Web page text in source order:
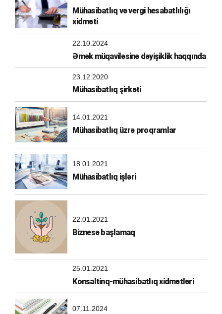
Mühasibatlıq və vergi hesabatlılığı
xidməti
22.10.2024
Əmək müqaviləsinə dəyişiklik haqqında
23.12.2020
Mühasibatlıq şirkəti
14.01.2021
Mühasibatlıq üzrə proqramlar
18.01.2021
Mühasibatlıq işləri
22.01.2021
Biznesə başlamaq
25.01.2021
Konsaltinq-mühasibatlıq xidmətləri
07.11.2024